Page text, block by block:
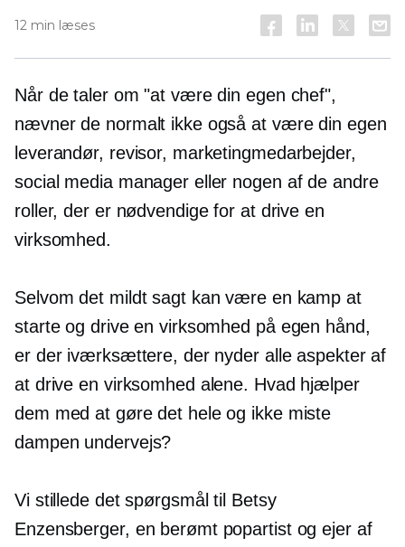
12 min læses
Når de taler om "at være din egen chef",
nævner de normalt ikke også at være din egen
leverandør, revisor, marketingmedarbejder,
social media manager eller nogen af ​​de andre
roller, der er nødvendige for at drive en
virksomhed.
Selvom det mildt sagt kan være en kamp at
starte og drive en virksomhed på egen hånd,
er der iværksættere, der nyder alle aspekter af
at drive en virksomhed alene. Hvad hjælper
dem med at gøre det hele og ikke miste
dampen undervejs?
Vi stillede det spørgsmål til Betsy
Enzensberger, en berømt popartist og ejer af